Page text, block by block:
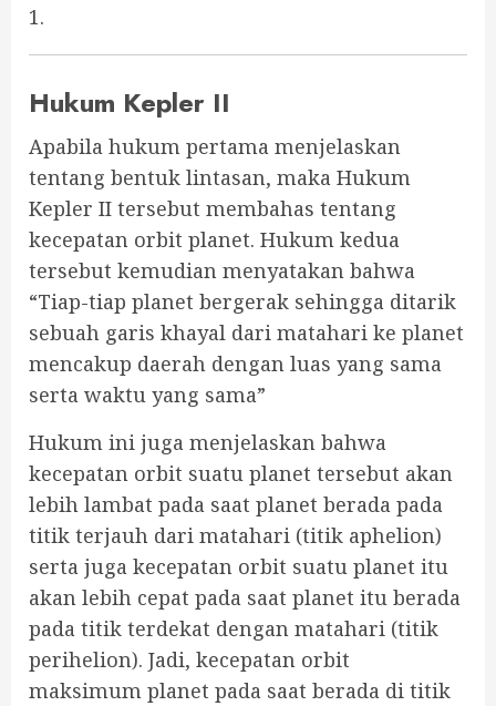
1.
Hukum Kepler II
Apabila hukum pertama menjelaskan
tentang bentuk lintasan, maka Hukum
Kepler II tersebut membahas tentang
kecepatan orbit planet. Hukum kedua
tersebut kemudian menyatakan bahwa
“Tiap-tiap planet bergerak sehingga ditarik
sebuah garis khayal dari matahari ke planet
mencakup daerah dengan luas yang sama
serta waktu yang sama”
Hukum ini juga menjelaskan bahwa
kecepatan orbit suatu planet tersebut akan
lebih lambat pada saat planet berada pada
titik terjauh dari matahari (titik aphelion)
serta juga kecepatan orbit suatu planet itu
akan lebih cepat pada saat planet itu berada
pada titik terdekat dengan matahari (titik
perihelion). Jadi, kecepatan orbit
maksimum planet pada saat berada di titik